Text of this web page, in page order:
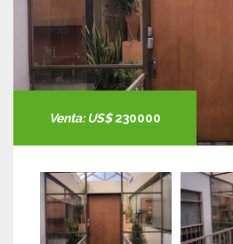
Venta:US$ 230000